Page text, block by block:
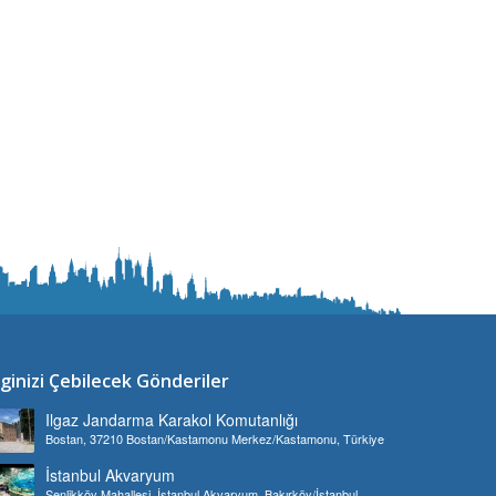
Çebilecek Gönderiler
Ilgaz Jandarma Karakol Komutanlığı
Bostan, 37210 Bostan/Kastamonu Merkez/Kastamonu, Türkiye
İstanbul Akvaryum